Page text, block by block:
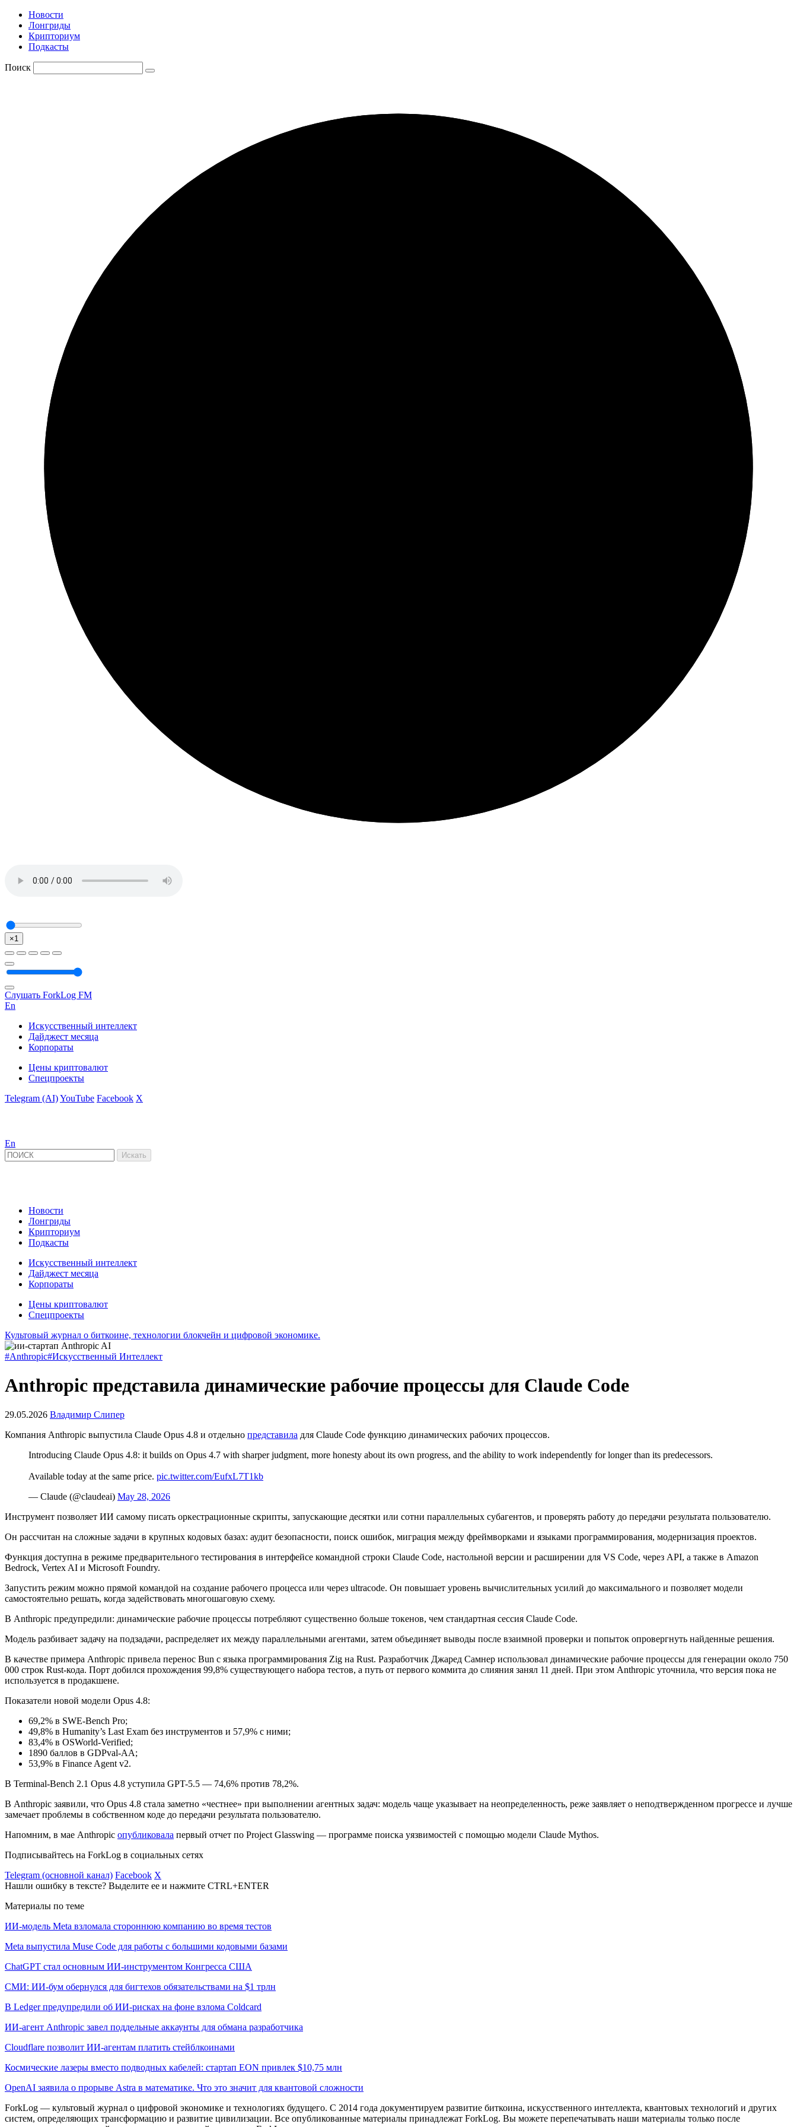
Новости
Лонгриды
Крипториум
Подкасты
Поиск
×1
Слушать ForkLog FM
En
Искусственный интеллект
Дайджест месяца
Корпораты
Цены криптовалют
Спецпроекты
Telegram (AI)YouTube Facebook X
En
Новости
Лонгриды
Крипториум
Подкасты
Искусственный интеллект
Дайджест месяца
Корпораты
Цены криптовалют
Спецпроекты
Культовый журнал о биткоине, технологии блокчейн и цифровой экономике.
#Anthropic#Искусственный Интеллект
Anthropic представила динамические рабочие процессы для Claude Code
29.05.2026 Владимир Слипер
Компания Anthropic выпустила Claude Opus 4.8 и отдельно представила для Claude Code функцию динамических рабочих процессов.
Introducing Claude Opus 4.8: it builds on Opus 4.7 with sharper judgment, more honesty about its own progress, and the ability to work independently for longer than its predecessors.
Available today at the same price. pic.twitter.com/EufxL7T1kb
— Claude (@claudeai) May 28, 2026
Инструмент позволяет ИИ самому писать оркестрационные скрипты, запускающие десятки или сотни параллельных субагентов, и проверять работу до передачи результата пользователю.
Он рассчитан на сложные задачи в крупных кодовых базах: аудит безопасности, поиск ошибок, миграция между фреймворками и языками программирования, модернизация проектов.
Функция доступна в режиме предварительного тестирования в интерфейсе командной строки Claude Code, настольной версии и расширении для VS Code, через API, а также в Amazon
Bedrock, Vertex AI и Microsoft Foundry.
Запустить режим можно прямой командой на создание рабочего процесса или через ultracode. Он повышает уровень вычислительных усилий до максимального и позволяет модели
самостоятельно решать, когда задействовать многошаговую схему.
В Anthropic предупредили: динамические рабочие процессы потребляют существенно больше токенов, чем стандартная сессия Claude Code.
Модель разбивает задачу на подзадачи, распределяет их между параллельными агентами, затем объединяет выводы после взаимной проверки и попыток опровергнуть найденные решения.
В качестве примера Anthropic привела перенос Bun с языка программирования Zig на Rust. Разработчик Джаред Самнер использовал динамические рабочие процессы для генерации около 750
000 строк Rust-кода. Порт добился прохождения 99,8% существующего набора тестов, а путь от первого коммита до слияния занял 11 дней. При этом Anthropic уточнила, что версия пока не
используется в продакшене.
Показатели новой модели Opus 4.8:
69,2% в SWE-Bench Pro;
49,8% в Humanity’s Last Exam без инструментов и 57,9% с ними;
83,4% в OSWorld-Verified;
1890 баллов в GDPval-AA;
53,9% в Finance Agent v2.
В Terminal-Bench 2.1 Opus 4.8 уступила GPT-5.5 — 74,6% против 78,2%.
В Anthropic заявили, что Opus 4.8 стала заметно «честнее» при выполнении агентных задач: модель чаще указывает на неопределенность, реже заявляет о неподтвержденном прогрессе и лучше
замечает проблемы в собственном коде до передачи результата пользователю.
Напомним, в мае Anthropic опубликовала первый отчет по Project Glasswing — программе поиска уязвимостей с помощью модели Claude Mythos.
Подписывайтесь на ForkLog в социальных сетях
Telegram (основной канал) Facebook X
Нашли ошибку в тексте? Выделите ее и нажмите CTRL+ENTER
Материалы по теме
ИИ-модель Meta взломала стороннюю компанию во время тестов
Meta выпустила Muse Code для работы с большими кодовыми базами
ChatGPT стал основным ИИ-инструментом Конгресса США
СМИ: ИИ-бум обернулся для бигтехов обязательствами на $1 трлн
В Ledger предупредили об ИИ-рисках на фоне взлома Coldcard
ИИ-агент Anthropic завел поддельные аккаунты для обмана разработчика
Cloudflare позволит ИИ-агентам платить стейблкоинами
Космические лазеры вместо подводных кабелей: стартап EON привлек $10,75 млн
OpenAI заявила о прорыве Astra в математике. Что это значит для квантовой сложности
ForkLog — культовый журнал о цифровой экономике и технологиях будущего. С 2014 года документируем развитие биткоина, искусственного интеллекта, квантовых технологий и других
систем, определяющих трансформацию и развитие цивилизации. Все опубликованные материалы принадлежат ForkLog. Вы можете перепечатывать наши материалы только после